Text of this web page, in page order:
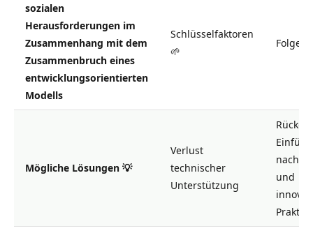
sozialen
Herausforderungen im
Zusammenhang mit dem
Zusammenbruch eines
entwicklungsorientierten
Modells
Schlüsselfaktoren
🌱
Folgen
Mögliche Lösungen 💡
Verlust
technischer
Unterstützung
und